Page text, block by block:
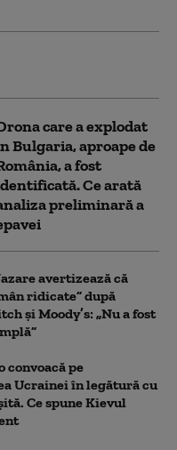
care a explodat
Bulgaria, aproape de
a fost
Ce arată
preliminară a
avertizează că
ridicate” după
și Moody’s: „Nu a fost
convoacă pe
Ucrainei în legătură cu
Ce spune Kievul